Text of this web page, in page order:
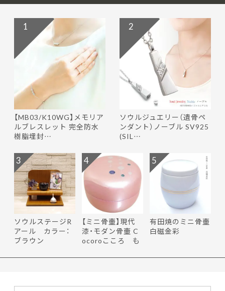
【MB03/K10WG】メモリア
ルブレスレット 完全防水
樹脂埋封…
1
ソウルジュエリー（遺骨ペ
ンダント）ノーブル SV925
(SIL…
2
ソウルステージR
アール カラー：
ブラウン
3
【ミニ骨壷】現代
漆・モダン骨壷 C
ocoroこころ も
4
有田焼のミニ骨壷
白磁金彩
5